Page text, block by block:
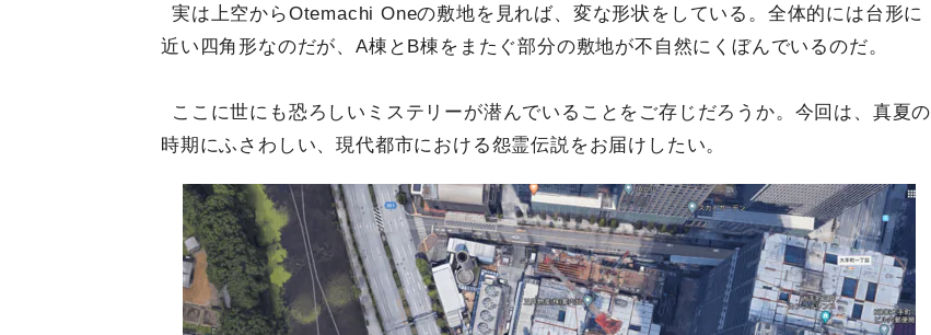
実は上空からOtemachi Oneの敷地を見れば、変な形状をしている。全体的には台形に
近い四角形なのだが、A棟とB棟をまたぐ部分の敷地が不自然にくぼんでいるのだ。
ここに世にも恐ろしいミステリーが潜んでいることをご存じだろうか。今回は、真夏の
時期にふさわしい、現代都市における怨霊伝説をお届けしたい。